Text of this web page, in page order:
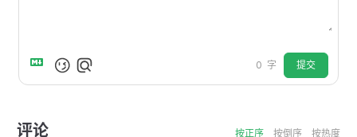
0 字 提交
评论 按正序 按倒序 按热度